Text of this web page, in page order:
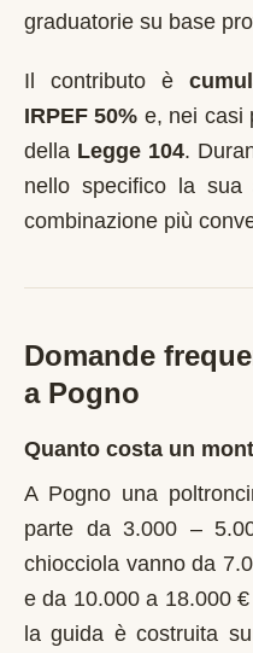
graduatorie su base
Il contributo è
IRPEF 50% e, nei casi
della Legge 104.
nello specifico la sua
combinazione più
Domande
a Pogno
Quanto costa un
A Pogno una
parte da 3.000 –
chiocciola vanno da
e da 10.000 a 18.000
la guida è costruita